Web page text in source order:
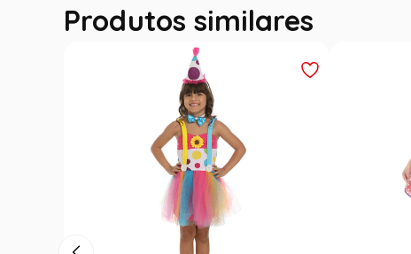
Produtos similares